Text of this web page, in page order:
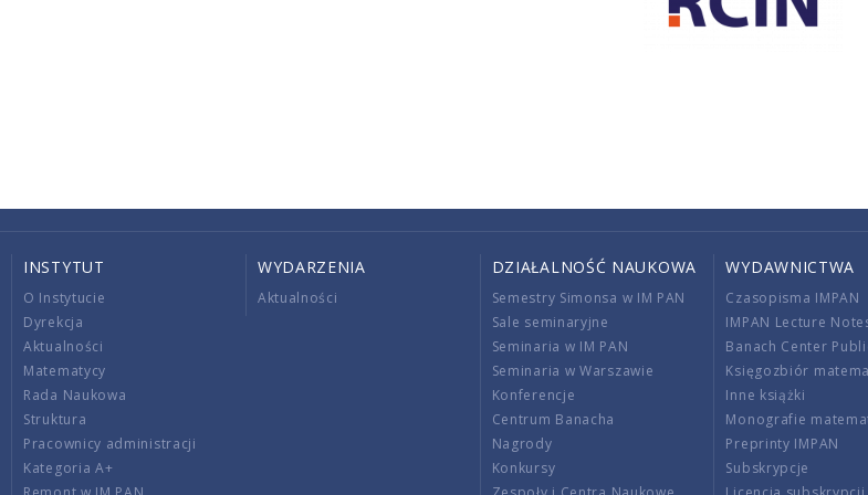
INSTYTUT
O Instytucie
Dyrekcja
Aktualności
Matematycy
Rada Naukowa
Struktura
Pracownicy administracji
Kategoria A+
WYDARZENIA
Aktualności
DZIAŁALNOŚĆ NAUKOWA
Semestry Simonsa w IM PAN
Sale seminaryjne
Seminaria w IM PAN
Seminaria w Warszawie
Konferencje
Centrum Banacha
Nagrody
Konkursy
WYDAWNICTWA
Czasopisma IMPAN
IMPAN Lecture
Banach Center
Księgozbiór
Inne książki
Monografie
Preprinty IMPAN
Subskrypcje